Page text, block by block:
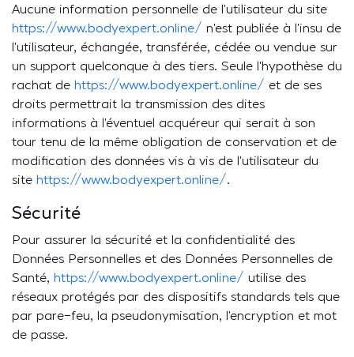
Aucune information personnelle de l’utilisateur du site
https://www.bodyexpert.online/ n’est publiée à l’insu de
l’utilisateur, échangée, transférée, cédée ou vendue sur
un support quelconque à des tiers. Seule l’hypothèse du
rachat de https://www.bodyexpert.online/ et de ses
droits permettrait la transmission des dites
informations à l’éventuel acquéreur qui serait à son
tour tenu de la même obligation de conservation et de
modification des données vis à vis de l’utilisateur du
site https://www.bodyexpert.online/.
Sécurité
Pour assurer la sécurité et la confidentialité des
Données Personnelles et des Données Personnelles de
Santé, https://www.bodyexpert.online/ utilise des
réseaux protégés par des dispositifs standards tels que
par pare-feu, la pseudonymisation, l’encryption et mot
de passe.